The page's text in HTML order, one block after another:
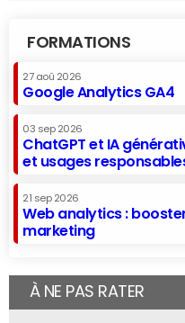
FORMATIONS
27 aoû 2026
Google Analytics GA4
03 sep 2026
ChatGPT et IA
et usages
21 sep 2026
Web analytics :
marketing
À NE PAS RATER